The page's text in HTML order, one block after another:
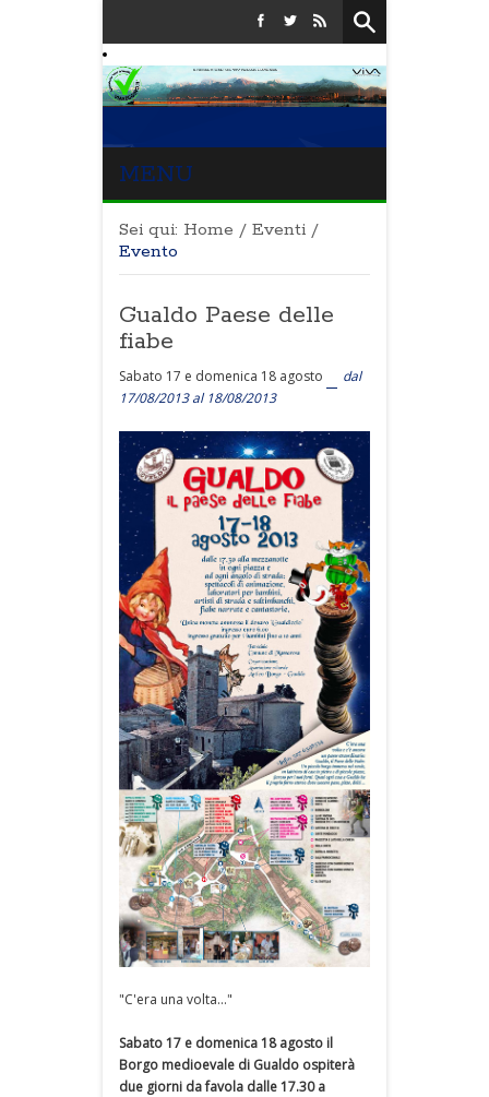
MENU
Sei qui: Home / Eventi /
Evento
Gualdo Paese delle
fiabe
Sabato 17 e domenica 18 agosto
dal
17/08/2013 al 18/08/2013
"C'era una volta..."
Sabato 17 e domenica 18 agosto il
Borgo medioevale di Gualdo ospiterà
due giorni da favola dalle 17.30 a